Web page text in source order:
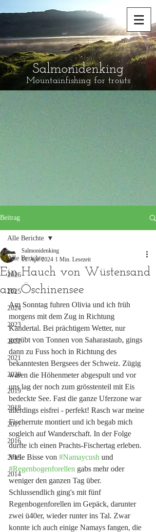
Salmonidenking
Mountainfishing for trouts
Beitrag
Alle Berichte
2026
2025
2024
2023
2022
2021
2020
2019
2018
2017
2016
2015
2014
Alle Berichte
Ein Hauch von Wüstensand
am Öschinensee
Salmonidenking
11. Apr. 2024 1 Min. Lesezeit
Am Sonntag fuhren Olivia und ich früh
morgens mit dem Zug in Richtung
Kandertal. Bei prächtigem Wetter, nur
getrübt von Tonnen von Saharastaub, gings
dann zu Fuss hoch in Richtung des
bekanntesten Bergsees der Schweiz. Zügig
waren die Höhenmeter abgespult und vor
uns lag der noch zum grösstenteil mit Eis
bedeckte See. Fast die ganze Uferzone war
allerdings eisfrei - perfekt! Rasch war meine
Fischerrute montiert und ich begab mich
sogleich auf Wanderschaft. In der Folge
durfte ich einen Prachts-Fischertag erleben.
Viele Bisse von #Namaycush und
#Regenbogenforellen gabs mehr oder
weniger den ganzen Tag über.
Schlussendlich ging's mit fünf
Regenbogenforellen im Gepäck, darunter
zwei ü40er, wieder runter ins Tal. Zwar
konnte ich auch einige Namays fangen, die